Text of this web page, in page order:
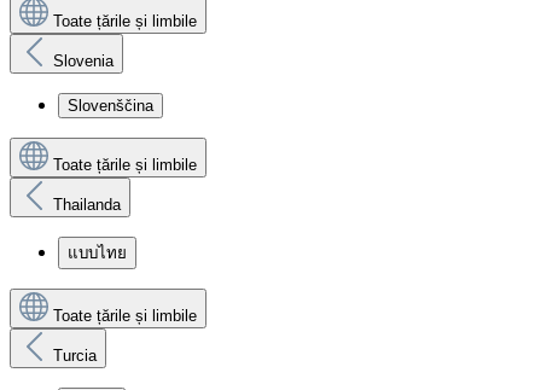
Toate țările și limbile
Slovenia
Slovenščina
Toate țările și limbile
Thailanda
แบบไทย
Toate țările și limbile
Turcia